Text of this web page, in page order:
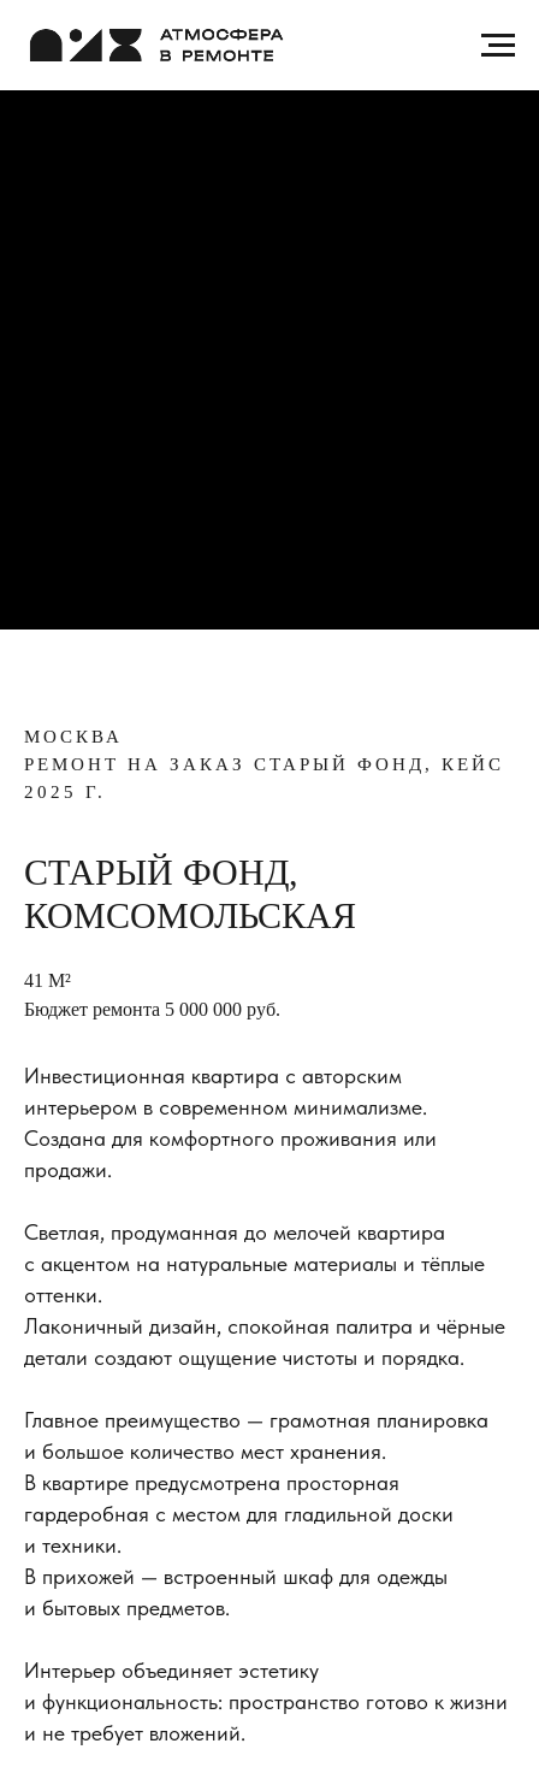
МОСКВА
РЕМОНТ НА ЗАКАЗ СТАРЫЙ ФОНД, КЕЙС
2025 Г.
СТАРЫЙ ФОНД,
КОМСОМОЛЬСКАЯ
41 М²
Бюджет ремонта 5 000 000 руб.
Инвестиционная квартира с авторским
интерьером в современном минимализме.
Создана для комфортного проживания или
продажи.
Светлая, продуманная до мелочей квартира
с акцентом на натуральные материалы и тёплые
оттенки.
Лаконичный дизайн, спокойная палитра и чёрные
детали создают ощущение чистоты и порядка.
Главное преимущество — грамотная планировка
и большое количество мест хранения.
В квартире предусмотрена просторная
гардеробная с местом для гладильной доски
и техники.
В прихожей — встроенный шкаф для одежды
и бытовых предметов.
Интерьер объединяет эстетику
и функциональность: пространство готово к жизни
и не требует вложений.